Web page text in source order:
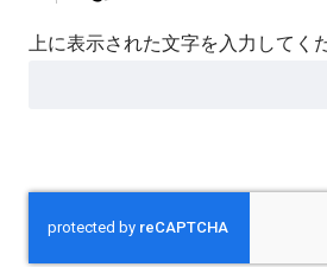
上に表示された文字を入力してく